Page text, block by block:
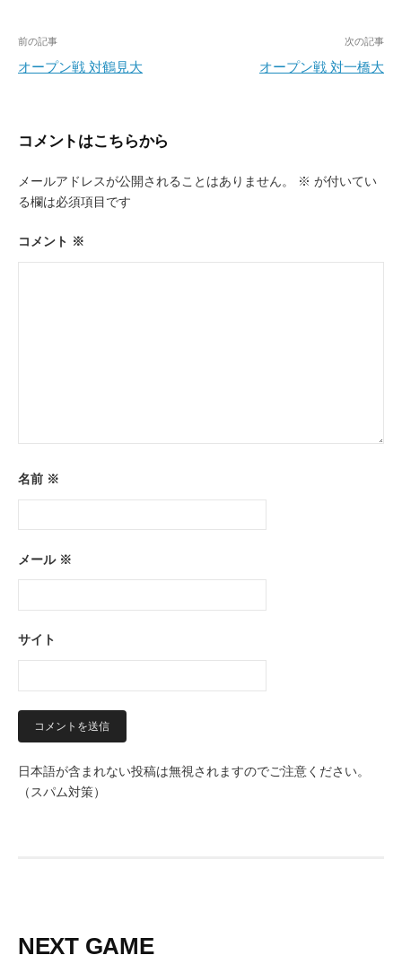
投
稿
ゲ
ー
シ
ョ
ン
前の記事
オープン戦 対鶴見大
次の記事
オープン戦 対一橋大
コメントはこちらから
メールアドレスが公開されることはありません。 ※ が付いてい
る欄は必須項目です
コメント ※
名前 ※
メール ※
サイト
日本語が含まれない投稿は無視されますのでご注意ください。
（スパム対策）
NEXT GAME